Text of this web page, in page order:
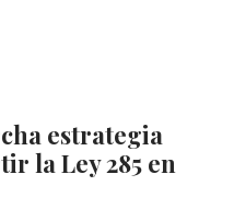
estrategia
la Ley 285 en